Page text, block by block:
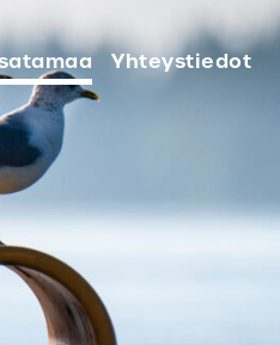
Yhteystiedot